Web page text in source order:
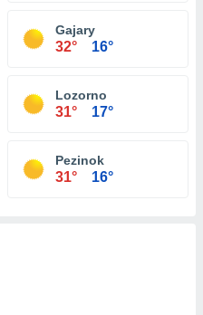
Gajary
32° 16°
Lozorno
31° 17°
Pezinok
31° 16°